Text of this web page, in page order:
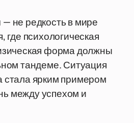
не редкость в мире
где психологическая
форма должны
тандеме. Ситуация
ярким примером
между успехом и